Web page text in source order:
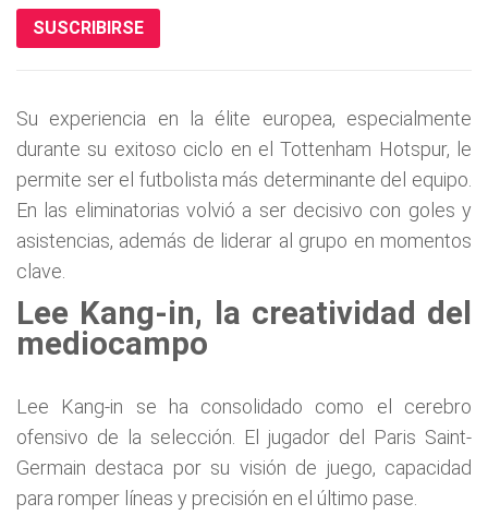
SUSCRIBIRSE
Su experiencia en la élite europea, especialmente
durante su exitoso ciclo en el Tottenham Hotspur, le
permite ser el futbolista más determinante del equipo.
En las eliminatorias volvió a ser decisivo con goles y
asistencias, además de liderar al grupo en momentos
clave.
Lee Kang-in, la creatividad del
mediocampo
Lee Kang-in se ha consolidado como el cerebro
ofensivo de la selección. El jugador del Paris Saint-
Germain destaca por su visión de juego, capacidad
para romper líneas y precisión en el último pase.